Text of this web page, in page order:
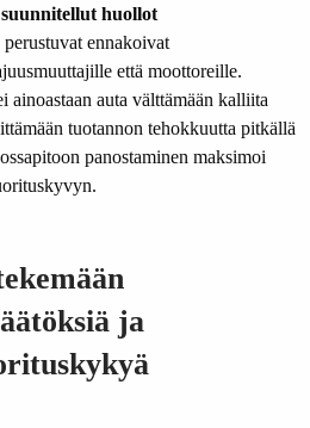
huollot
ennakoivat
että moottoreille.
ainoastaan auta välttämään kalliita
tuotannon tehokkuutta pitkällä
panostaminen maksimoi
ja